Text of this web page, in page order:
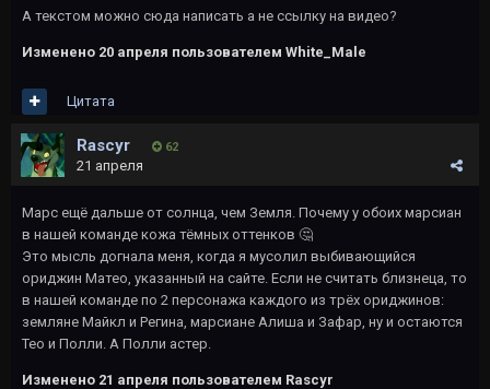
А текстом можно сюда написать а не ссылку на видео?
Изменено 20 апреля пользователем White_Male
Цитата
Rascyr 62
21 апреля
Марс ещё дальше от солнца, чем Земля. Почему у обоих марсиан
в нашей команде кожа тёмных оттенков 🤔
Это мысль догнала меня, когда я мусолил выбивающийся
ориджин Матео, указанный на сайте. Если не считать близнеца, то
в нашей команде по 2 персонажа каждого из трёх ориджинов:
земляне Майкл и Регина, марсиане Алиша и Зафар, ну и остаются
Тео и Полли. А Полли астер.
Изменено 21 апреля пользователем Rascyr